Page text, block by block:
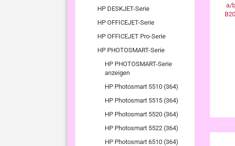
HP DESKJET-Serie
HP OFFICEJET-Serie
HP OFFICEJET Pro-Serie
HP PHOTOSMART-Serie
HP PHOTOSMART-Serie
anzeigen
HP Photosmart 5510 (364)
HP Photosmart 5515 (364)
HP Photosmart 5520 (364)
HP Photosmart 5522 (364)
HP Photosmart 6510 (364)